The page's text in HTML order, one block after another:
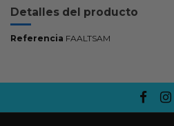
Detalles del producto
Referencia FAALTSAM